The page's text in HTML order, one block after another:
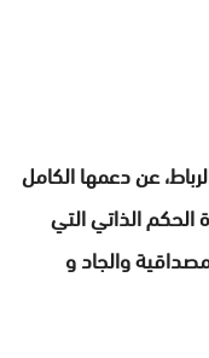
عن دعمها الكامل
الحكم الذاتي التي
والجاد و